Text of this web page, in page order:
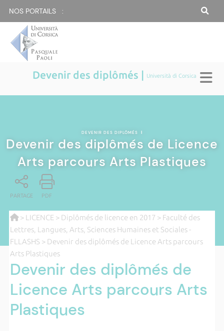
NOS PORTAILS :
Devenir des diplômés | Università di Corsica
DEVENIR DES DIPLÔMÉS |
Devenir des diplômés de Licence
Arts parcours Arts Plastiques
PARTAGE PDF
> LICENCE > Diplômés de licence en 2017 > Faculté des
Lettres, Langues, Arts, Sciences Humaines et Sociales -
FLLASHS > Devenir des diplômés de Licence Arts parcours
Arts Plastiques
Devenir des diplômés de
Licence Arts parcours Arts
Plastiques